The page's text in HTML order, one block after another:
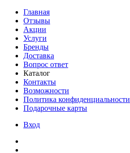
Главная
Отзывы
Акции
Услуги
Бренды
Доставка
Вопрос ответ
Каталог
Контакты
Возможности
Политика конфиденциальности
Подарочные карты
Вход